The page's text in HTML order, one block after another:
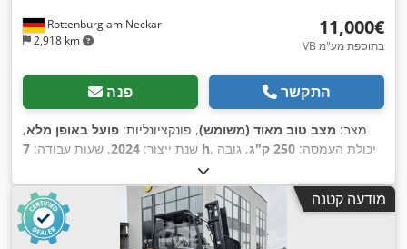
Rottenburg am Neckar
2,918 km
‏11,000 ‏€
VB בתוספת מע"מ
פנה התקשר
מצב: מצב טוב מאוד (משומש), פונקציונליות: פועל באופן מלא,
שנת ייצור: 2024, שעות עבודה: 7 h , יכולת העמסה: 250 ק"ג
, גובה
2,200 ק"ג
גובה כולל:10 מ"מ , אורך כולל:2,000 מ"מ , רוחב כולל:800 מ"מ
,
ציוד:היסטוריית שירות מלאה, סימון CE, מודעה קטנה